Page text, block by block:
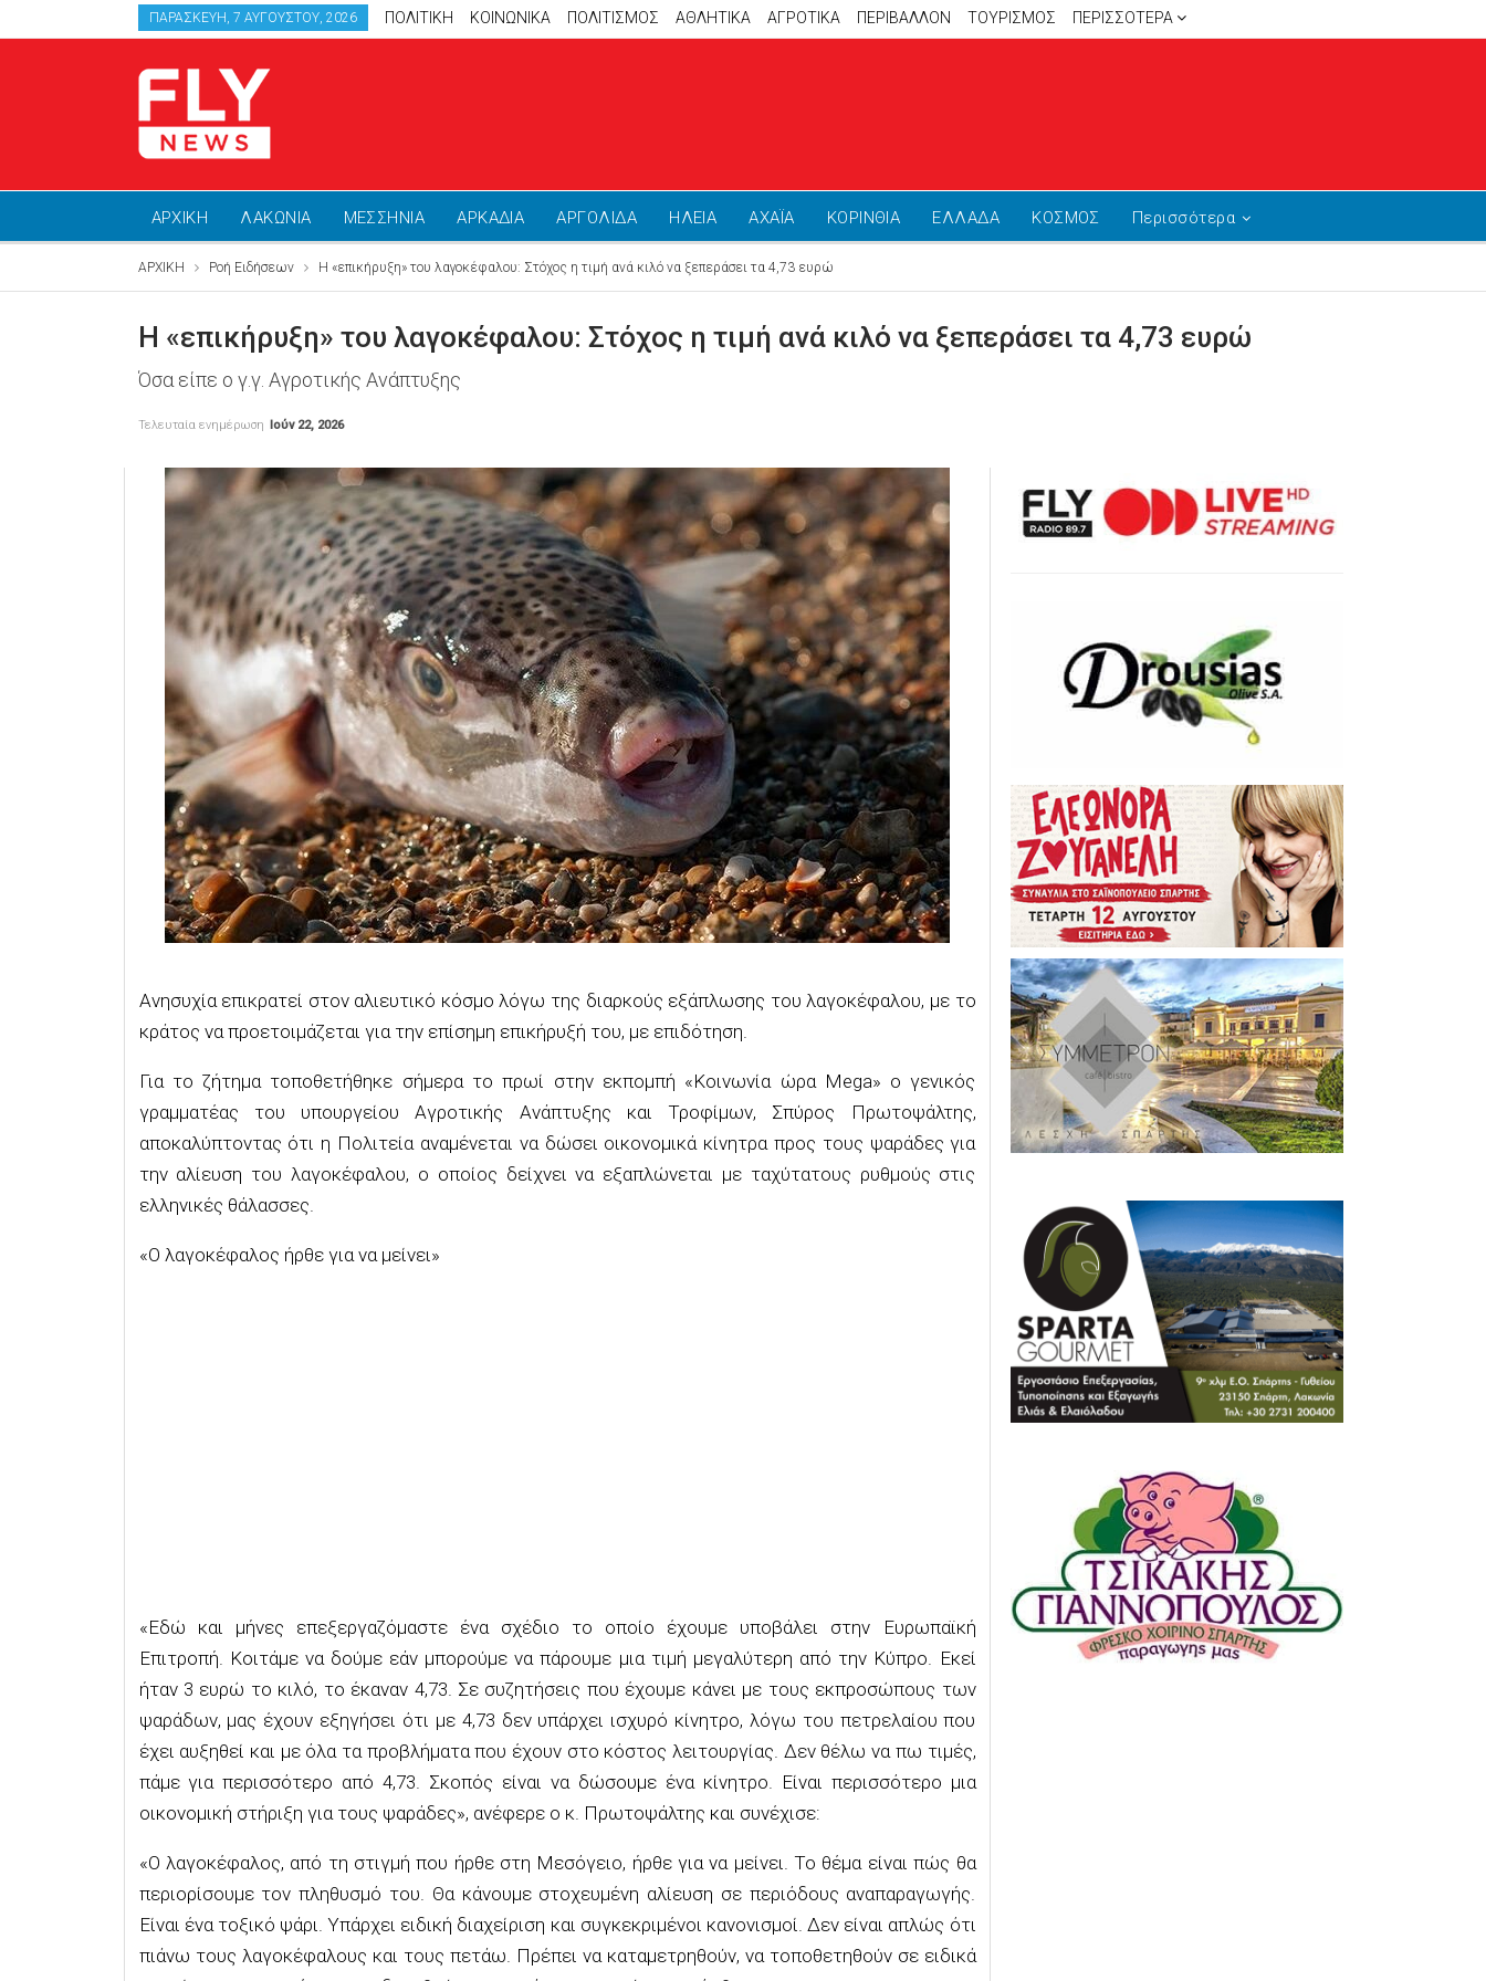
ΠΑΡΑΣΚΕΥΉ, 7 ΑΥΓΟΎΣΤΟΥ, 2026 ΠΟΛΙΤΙΚΗ ΚΟΙΝΩΝΙΚΑ ΠΟΛΙΤΙΣΜΟΣ ΑΘΛΗΤΙΚΆ ΑΓΡΟΤΙΚΑ ΠΕΡΙΒΑΛΛΟΝ ΤΟΥΡΙΣΜΟΣ ΠΕΡΙΣΣΌΤΕΡΑ
ΑΡΧΙΚΗ ΛΑΚΩΝΙΑ ΜΕΣΣΗΝΙΑ ΑΡΚΑΔΙΑ ΑΡΓΟΛΙΔΑ ΗΛΕΙΑ ΑΧΑΪΑ ΚΟΡΙΝΘΙΑ ΕΛΛΑΔΑ ΚΟΣΜΟΣ Περισσότερα
ΑΡΧΙΚΗ Ροή Ειδήσεων Η «επικήρυξη» του λαγοκέφαλου: Στόχος η τιμή ανά κιλό να ξεπεράσει τα 4,73 ευρώ
Η «επικήρυξη» του λαγοκέφαλου: Στόχος η τιμή ανά κιλό να ξεπεράσει τα 4,73 ευρώ
Όσα είπε ο γ.γ. Αγροτικής Ανάπτυξης
Τελευταία ενημέρωση Ιούν 22, 2026
Ανησυχία επικρατεί στον αλιευτικό κόσμο λόγω της διαρκούς εξάπλωσης του λαγοκέφαλου, με το
κράτος να προετοιμάζεται για την επίσημη επικήρυξή του, με επιδότηση.
Για το ζήτημα τοποθετήθηκε σήμερα το πρωί στην εκπομπή «Κοινωνία ώρα Mega» ο γενικός
γραμματέας του υπουργείου Αγροτικής Ανάπτυξης και Τροφίμων, Σπύρος Πρωτοψάλτης,
αποκαλύπτοντας ότι η Πολιτεία αναμένεται να δώσει οικονομικά κίνητρα προς τους ψαράδες για
την αλίευση του λαγοκέφαλου, ο οποίος δείχνει να εξαπλώνεται με ταχύτατους ρυθμούς στις
ελληνικές θάλασσες.
«Ο λαγοκέφαλος ήρθε για να μείνει»
«Εδώ και μήνες επεξεργαζόμαστε ένα σχέδιο το οποίο έχουμε υποβάλει στην Ευρωπαϊκή
Επιτροπή. Κοιτάμε να δούμε εάν μπορούμε να πάρουμε μια τιμή μεγαλύτερη από την Κύπρο. Εκεί
ήταν 3 ευρώ το κιλό, το έκαναν 4,73. Σε συζητήσεις που έχουμε κάνει με τους εκπροσώπους των
ψαράδων, μας έχουν εξηγήσει ότι με 4,73 δεν υπάρχει ισχυρό κίνητρο, λόγω του πετρελαίου που
έχει αυξηθεί και με όλα τα προβλήματα που έχουν στο κόστος λειτουργίας. Δεν θέλω να πω τιμές,
πάμε για περισσότερο από 4,73. Σκοπός είναι να δώσουμε ένα κίνητρο. Είναι περισσότερο μια
οικονομική στήριξη για τους ψαράδες», ανέφερε ο κ. Πρωτοψάλτης και συνέχισε:
«Ο λαγοκέφαλος, από τη στιγμή που ήρθε στη Μεσόγειο, ήρθε για να μείνει. Το θέμα είναι πώς θα
περιορίσουμε τον πληθυσμό του. Θα κάνουμε στοχευμένη αλίευση σε περιόδους αναπαραγωγής.
Είναι ένα τοξικό ψάρι. Υπάρχει ειδική διαχείριση και συγκεκριμένοι κανονισμοί. Δεν είναι απλώς ότι
πιάνω τους λαγοκέφαλους και τους πετάω. Πρέπει να καταμετρηθούν, να τοποθετηθούν σε ειδικά